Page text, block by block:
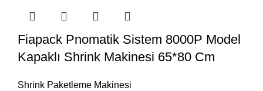
Fiapack Pnomatik Sistem 8000P Model
Kapaklı Shrink Makinesi 65*80 Cm
Shrink Paketleme Makinesi